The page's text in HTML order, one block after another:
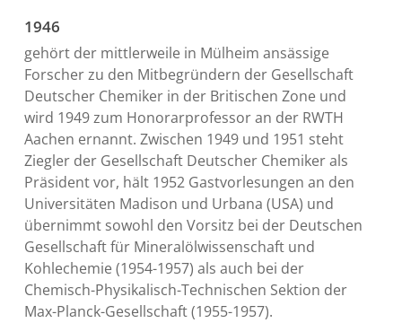
1946
gehört der mittlerweile in Mülheim ansässige
Forscher zu den Mitbegründern der Gesellschaft
Deutscher Chemiker in der Britischen Zone und
wird 1949 zum Honorarprofessor an der RWTH
Aachen ernannt. Zwischen 1949 und 1951 steht
Ziegler der Gesellschaft Deutscher Chemiker als
Präsident vor, hält 1952 Gastvorlesungen an den
Universitäten Madison und Urbana (USA) und
übernimmt sowohl den Vorsitz bei der Deutschen
Gesellschaft für Mineralölwissenschaft und
Kohlechemie (1954-1957) als auch bei der
Chemisch-Physikalisch-Technischen Sektion der
Max-Planck-Gesellschaft (1955-1957).